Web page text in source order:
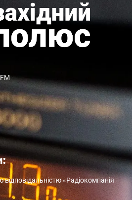
«Радіокомпанія